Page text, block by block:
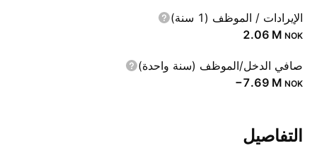
الإيرادات / الموظف (1 سنة)
‪2.06 M‬ NOK
صافي الدخل/الموظف (سنة واحدة)
‪−7.69 M‬ NOK
التفاصيل